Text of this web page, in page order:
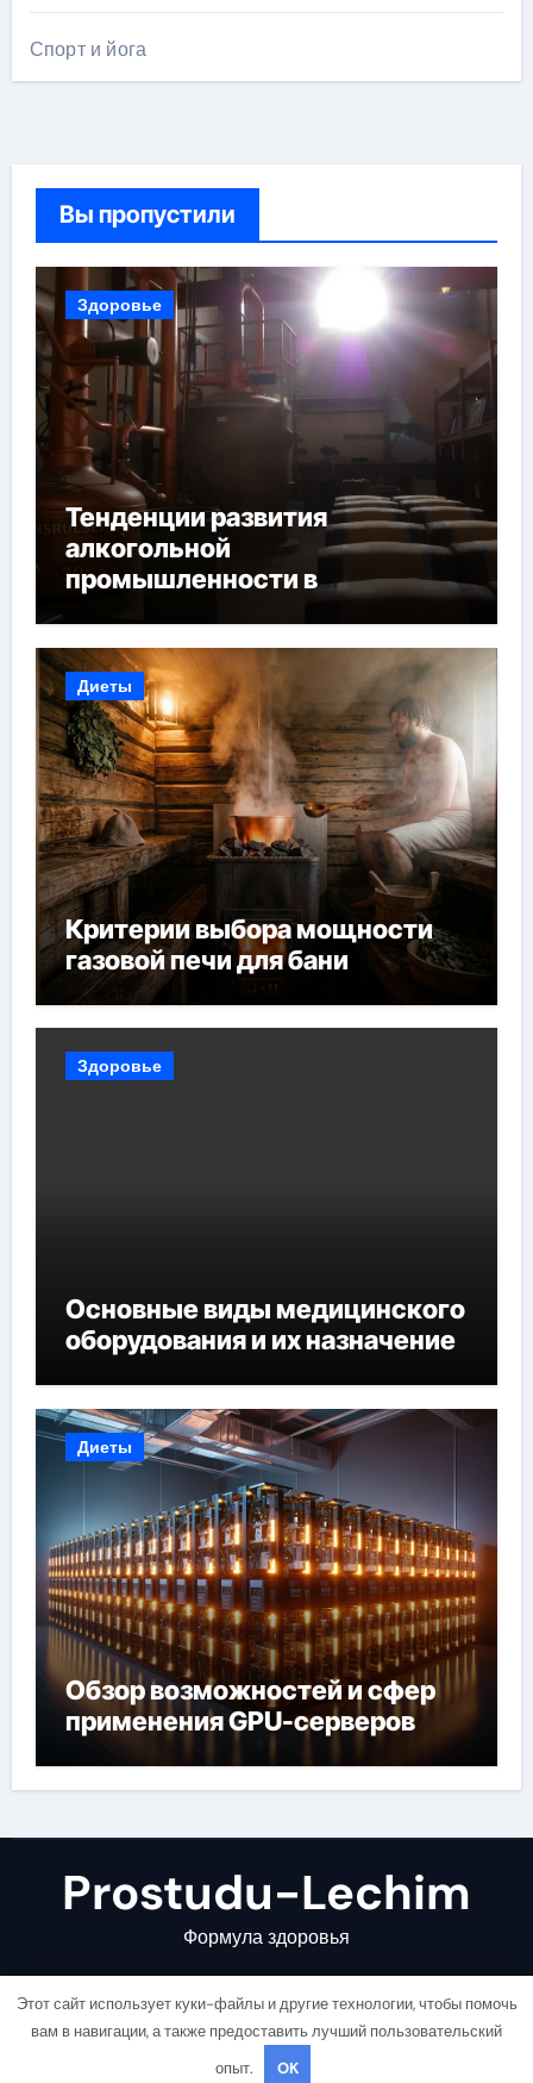
Спорт и йога
Вы пропустили
Здоровье
Тенденции развития
алкогольной
промышленности в
Диеты
Критерии выбора мощности
газовой печи для бани
Здоровье
Основные виды медицинского
оборудования и их назначение
Диеты
Обзор возможностей и сфер
применения GPU-серверов
Prostudu-Lechim
Формула здоровья
Copyright © All rights reserved |
Этот сайт использует куки-файлы и другие технологии, чтобы помочь
вам в навигации, а также предоставить лучший пользовательский
опыт.
OK